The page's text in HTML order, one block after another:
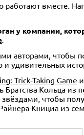
работают вместе.
у компании,
.
авторами, чтобы
удивительных
Trick-Taking Game и
Братства Кольца
чтобы
Книциа из